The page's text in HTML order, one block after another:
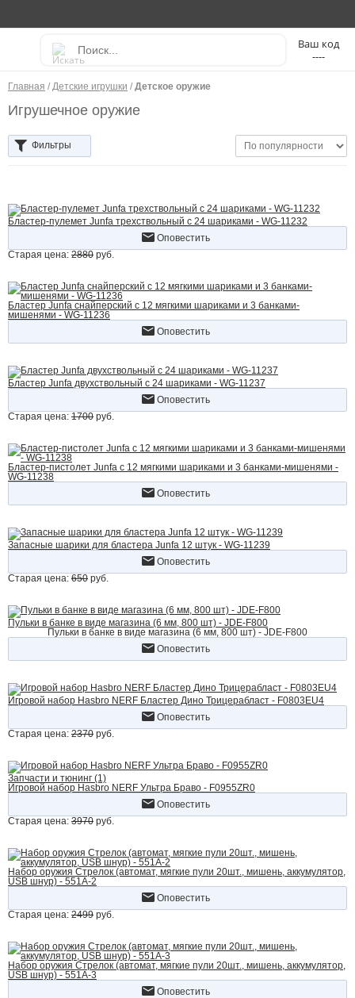
----
Главная / Детские игрушки / Детское оружие
Игрушечное оружие
Фильтры
Бластер-пулемет Junfa трехствольный с 24 шариками - WG-11232
Оповестить
Старая цена: 2880 руб.
Бластер Junfa снайперский c 12 мягкими шариками и 3 банками-
мишенями - WG-11236
Оповестить
Бластер Junfa двухствольный с 24 шариками - WG-11237
Оповестить
Старая цена: 1700 руб.
Бластер-пистолет Junfa c 12 мягкими шариками и 3 банками-мишенями -
WG-11238
Оповестить
Запасные шарики для бластера Junfa 12 штук - WG-11239
Оповестить
Старая цена: 650 руб.
Пульки в банке в виде магазина (6 мм, 800 шт) - JDE-F800
Пульки в банке в виде магазина (6 мм, 800 шт) - JDE-F800
Оповестить
Игровой набор Hasbro NERF Бластер Дино Трицерабласт - F0803EU4
Оповестить
Старая цена: 2370 руб.
Запчасти и тюнинг (1)
Игровой набор Hasbro NERF Ультра Браво - F0955ZR0
Оповестить
Старая цена: 3970 руб.
Набор оружия Стрелок (автомат, мягкие пули 20шт., мишень, аккумулятор,
USB шнур) - 551A-2
Оповестить
Старая цена: 2499 руб.
Набор оружия Стрелок (автомат, мягкие пули 20шт., мишень, аккумулятор,
USB шнур) - 551A-3
Оповестить